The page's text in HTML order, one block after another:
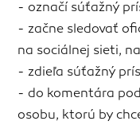
- označí súťažný
- začne sledovať
na sociálnej sieti,
- zdieľa súťažný
- do komentára
osobu, ktorú by